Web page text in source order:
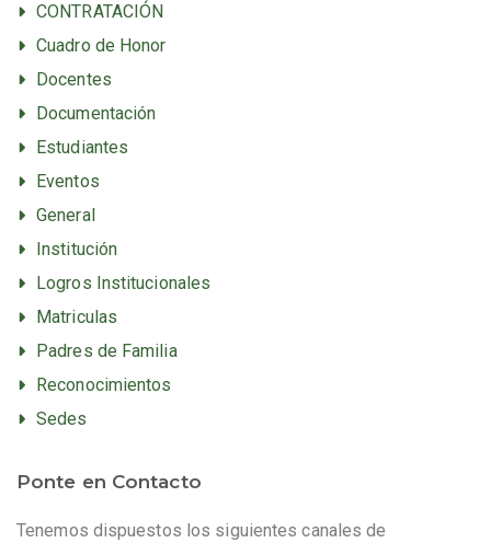
CONTRATACIÓN
Cuadro de Honor
Docentes
Documentación
Estudiantes
Eventos
General
Institución
Logros Institucionales
Matriculas
Padres de Familia
Reconocimientos
Sedes
Ponte en Contacto
Tenemos dispuestos los siguientes canales de